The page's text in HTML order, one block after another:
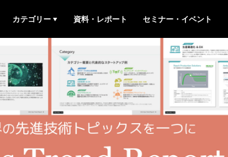
カテゴリー 資料・レポート セミナー・イベント